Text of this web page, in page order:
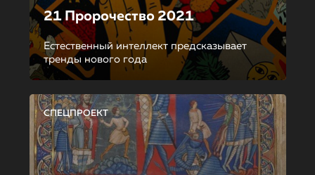
21 Пророчество 2021
Естественный интеллект предсказывает
тренды нового года
СПЕЦПРОЕКТ